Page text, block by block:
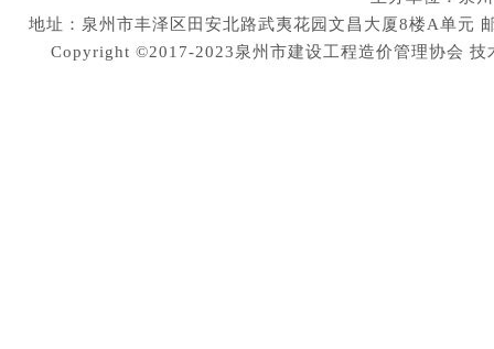
地址：泉州市丰泽区田安北路武夷花园文昌大厦8楼A单元
Copyright ©2017-2023泉州市建设工程造价管理协会 技